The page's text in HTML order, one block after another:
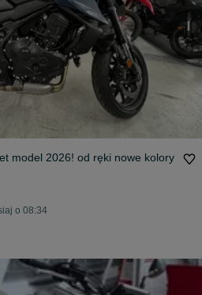
Honda CB CB 750 Hornet model 2026! od ręki nowe kolory
o 08:34